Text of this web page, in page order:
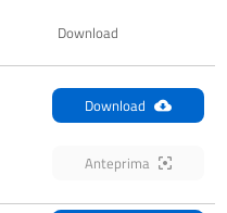
Download
Download
Anteprima